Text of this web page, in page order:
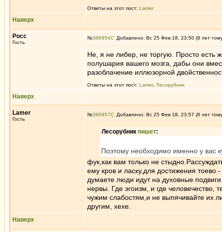
Ответы на этот пост: Lamer
Наверх
Росс
Гость
№386954 Добавлено: Вс 25 Фев 18, 23:50 (8 лет
Не, я не либер, не торгую. Просто есть
полушария вашего мозга, дабы они
разоблачение иллюзорной
Ответы на этот пост: Lamer, Лесорубник
Наверх
Lamer
Гость
№386957 Добавлено: Вс 25 Фев 18, 23:57 (8 лет
Лесорубник пишет:
Поэтому необходимо именно у вас
фук,как вам только не
ему кров и ласку,для достижения
думаете люди идут на духовные
нервы. Где эгоизм, и где человечество,
чужим слабостям,и не выпячивайте их
другим, хехе.
Наверх